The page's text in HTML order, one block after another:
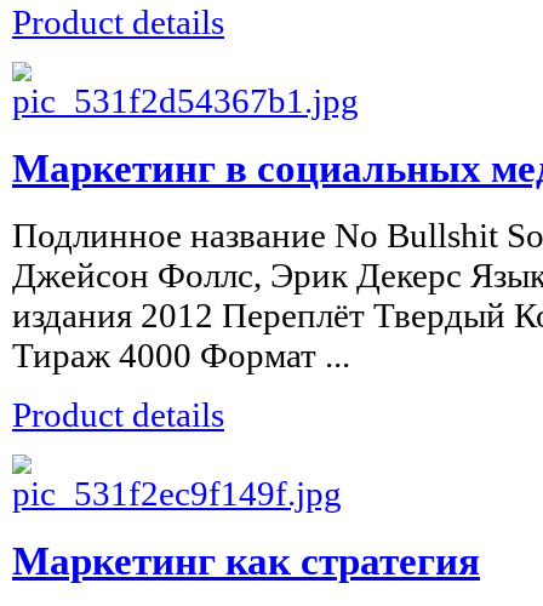
Product details
Маркетинг в социальных
Подлинное название No Bullshit
Джейсон Фоллс, Эрик Декерс
издания 2012 Переплёт Твердый
Тираж 4000 Формат ...
Product details
Маркетинг как стратегия